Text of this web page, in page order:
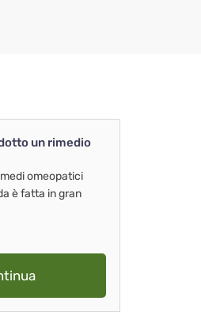
un rimedio
omeopatici
è fatta in gran